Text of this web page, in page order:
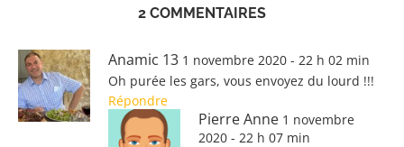
2 COMMENTAIRES
Anamic 13 1 novembre 2020 - 22 h 02 min
Oh purée les gars, vous envoyez du lourd !!!
Répondre
Pierre Anne 1 novembre
2020 - 22 h 07 min